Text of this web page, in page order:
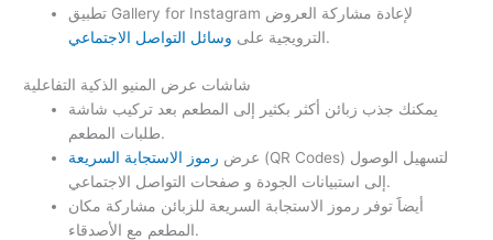
تطبيق Gallery for Instagram لإعادة مشاركة العروض
الترويجية على وسائل التواصل الاجتماعي .
شاشات عرض المنيو الذكية التفاعلية
يمكنك جذب زبائن أكثر بكثير إلى المطعم بعد تركيب شاشة
طلبات المطعم.
عرض رموز الاستجابة السريعة
(QR Codes) لتسهيل الوصول
إلى استبيانات الجودة و صفحات التواصل الاجتماعي.
أيضاََ توفر رموز الاستجابة السريعة للزبائن مشاركة مكان
المطعم مع الأصدقاء.